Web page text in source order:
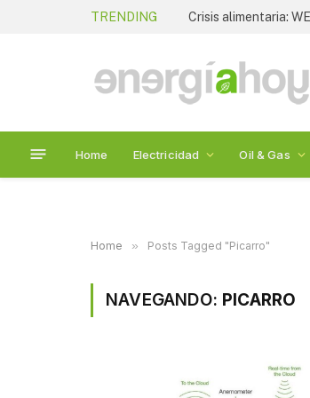
TRENDING
Home Electricidad Oil & Gas
Home » Posts Tagged "Picarro"
NAVEGANDO: PICARRO